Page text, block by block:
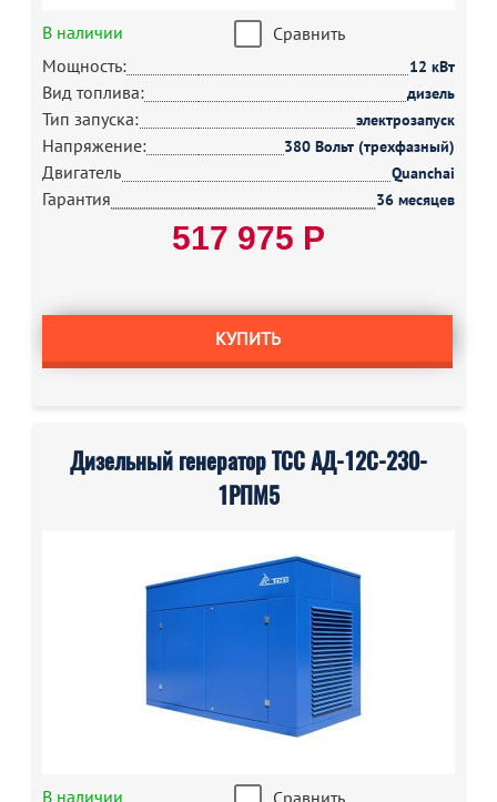
В наличии
Сравнить
Мощность:
12 кВт
Вид топлива: дизель
Тип запуска: электрозапуск
Напряжение: 380 Вольт (трехфазный)
Двигатель Quanchai
Гарантия 36 месяцев
517 975 Р
КУПИТЬ
Дизельный генератор ТСС АД-12С-230-
1РПМ5
В наличии
Сравнить